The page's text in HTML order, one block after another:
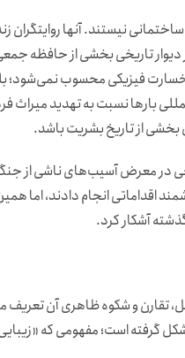
نیستند. آنها
تاریخی بخشی از حافظه
خسارت فیزیکی محسوب نمی‌شود؛
بارها نسبت به تهدید میراث
بخشی از تاریخ بشریت باشد.
در معرض آسیب‌های ناشی از
اقداماتی انجام دادند، اما
آشکار کرد.
تقارن و شکوه ظاهری آن
گرفته است؛ مفهومی که